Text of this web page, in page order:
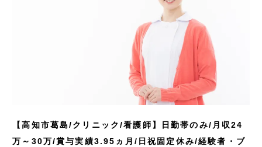
【高知市葛島/クリニック/看護師】日勤帯のみ/月収24
万～30万/賞与実績3.95ヵ月/日祝固定休み/経験者・ブ